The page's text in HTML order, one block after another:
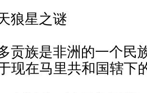
狼星之谜
贡族是非洲的一个民
现在马里共和国辖下